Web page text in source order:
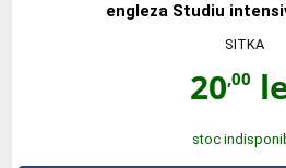
engleza Studiu
SITKA
20,00
stoc